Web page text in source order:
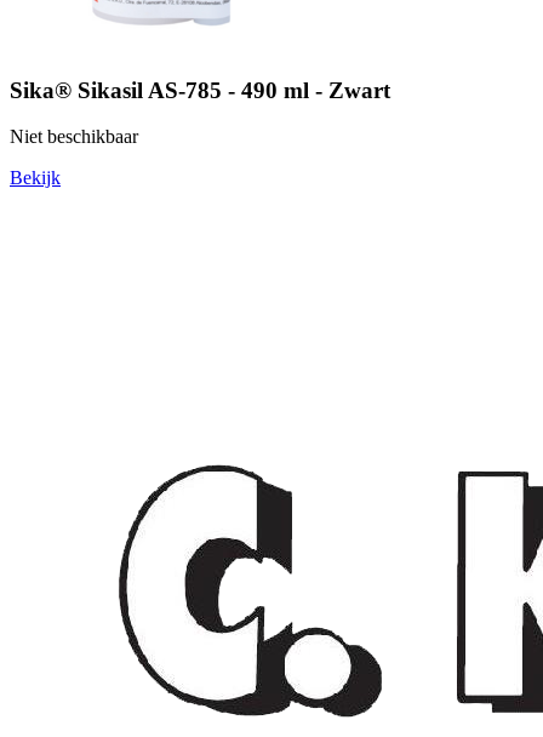
Sika® Sikasil AS-785 - 490 ml - Zwart
Niet beschikbaar
Bekijk